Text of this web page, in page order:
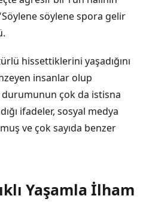
Hiç Durmuyor
söylene spora gelir
hissettiklerini yaşadığını
insanlar olup
durumunun çok da istisna
ifadeler, sosyal medya
ve çok sayıda benzer
Yaşamla İlham